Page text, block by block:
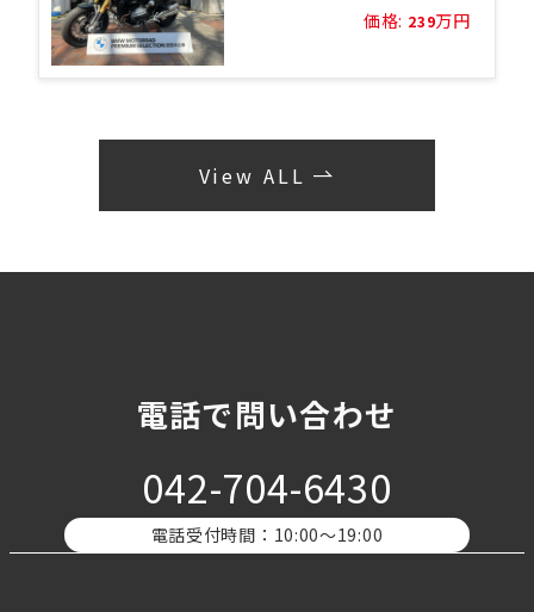
価格: 239万円
View ALL
電話で問い合わせ
042-704-6430
電話受付時間：10:00〜19:00